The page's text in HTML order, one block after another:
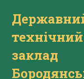
заклад